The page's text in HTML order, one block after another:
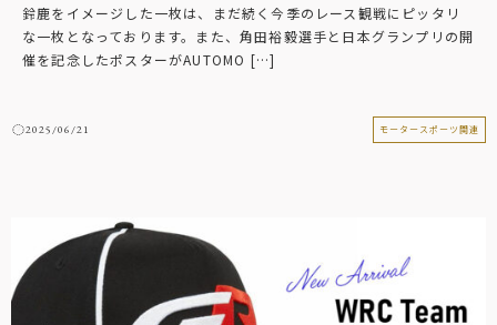
鈴鹿をイメージした一枚は、まだ続く今季のレース観戦にピッタリ
な一枚となっております。また、角田裕毅選手と日本グランプリの開
催を記念したポスターがAUTOMO […]
2025/06/21 モータースポーツ関連